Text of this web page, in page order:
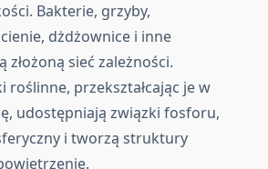
Bakterie, grzyby,
dżdżownice i inne
sieć zależności.
roślinne, przekształcając je w
udostępniają związki fosforu,
i tworzą struktury